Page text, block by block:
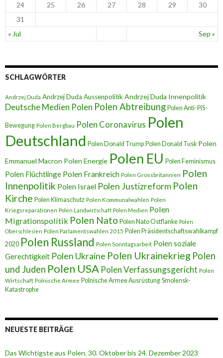
« Jul Sep »
24
25 26 27 28 29
30
31
SCHLAGWÖRTER
Andrzej Duda Andrzej Duda AussenpolitikAndrzej Duda Innenpolitik
Deutsche Medien Polen Polen Abtreibung Polen Anti-PiS-
Bewegung Polen Bergbau Polen Coronavirus Polen
Deutschland Polen Donald Trump Polen Donald Tusk Polen
Emmanuel Macron Polen Energie Polen EU Polen Feminismus
Polen Flüchtlinge Polen Frankreich Polen Grossbritannien Polen
Innenpolitik Polen Israel Polen Justizreform Polen
Kirche Polen Klimaschutz Polen Kommunalwahlen Polen
Kriegsreparationen Polen Landwirtschaft Polen Medien Polen
Migrationspolitik Polen Nato Polen Nato Ostflanke Polen
Oberschlesien Polen Parlamentswahlen 2015 Polen Präsidentschaftswahlkampf
2020 Polen Russland Polen Sonntagsarbeit Polen soziale
Gerechtigkeit Polen Ukraine Polen Ukrainekrieg Polen
und Juden Polen USA Polen Verfassungsgericht Polen
Wirtschaft Polnische Armee Polnische Armee Ausrüstung Smolensk-
Katastrophe
NEUESTE BEITRÄGE
Das Wichtigste aus Polen. 30. Oktober bis 24. Dezember 2023